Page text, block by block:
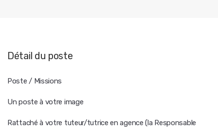
Détail du poste
Poste / Missions
Un poste à votre image
Rattaché à votre tuteur/tutrice en agence (la Responsable